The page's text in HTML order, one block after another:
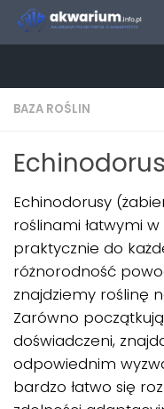
Skip to content
BAZA ROŚLIN
Echinodorusy
roślinami łatwymi
praktycznie do
różnorodność
znajdziemy roślinę
Zarówno
doświadczeni,
odpowiednim
bardzo łatwo się